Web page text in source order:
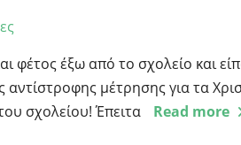
φέτος έξω από το σχολείο και
αντίστροφης μέτρησης για τα
σχολείου! Έπειτα
Read more